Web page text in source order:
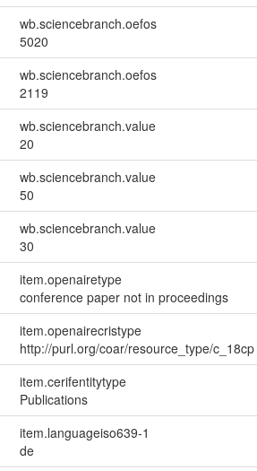
wb.sciencebranch.oefos
5020
wb.sciencebranch.oefos
2119
wb.sciencebranch.value
20
wb.sciencebranch.value
50
wb.sciencebranch.value
30
item.openairetype
conference paper not in proceedings
item.openairecristype
http://purl.org/coar/resource_type/c_18cp
item.cerifentitytype
Publications
item.languageiso639-1
de